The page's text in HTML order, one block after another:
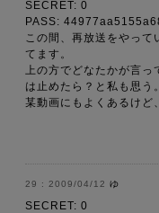
SECRET: 0
PASS:
この間、再放送をやって
てます。
上の方でどなたかが言っ
は止めたら？と私も思う。
某動画にもよくあるけど
2009/04/12 ゆ
SECRET: 0